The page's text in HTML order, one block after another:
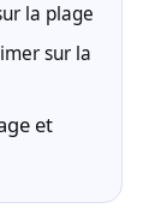
la plage
sur la
et